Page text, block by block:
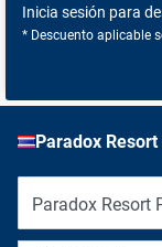
Inicia sesión para
* Descuento aplicable
Paradox
Paradox Resort